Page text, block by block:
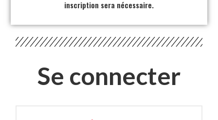
inscription sera nécessaire.
Se connecter